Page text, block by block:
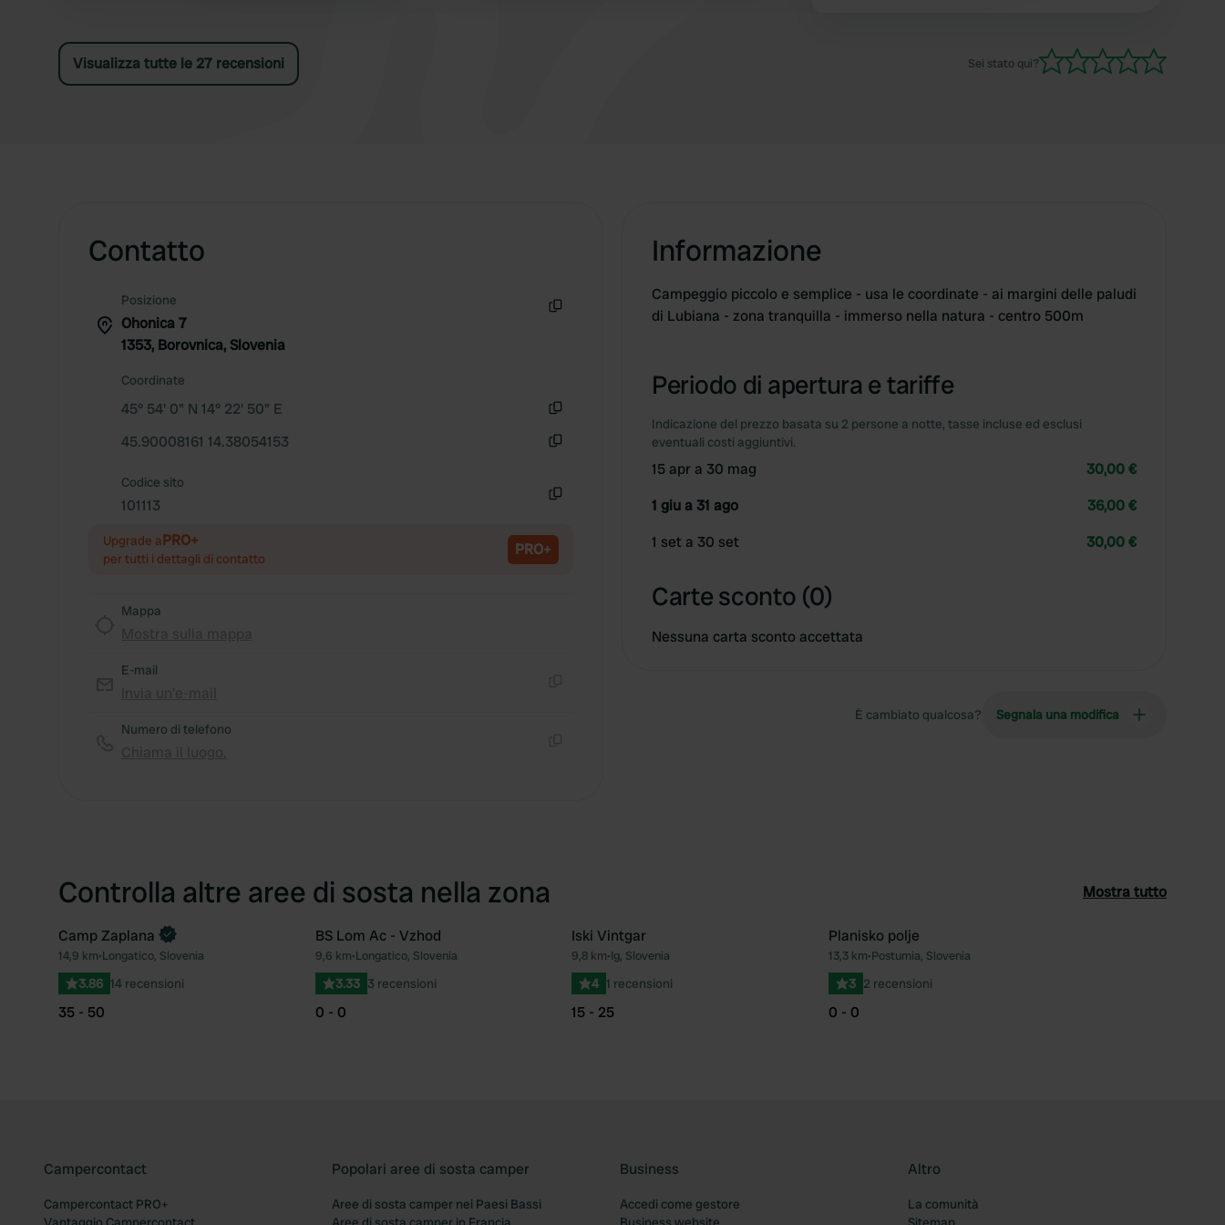
Visualizza tutte le 27 recensioni Sei stato qui?
Contatto
Posizione
Ohonica 7
1353, Borovnica, Slovenia
Coordinate
45° 54' 0" N 14° 22' 50" E
45.90008161 14.38054153
Codice sito
101113
Upgrade aPRO+
per tutti i dettagli di contatto PRO+
Mappa
E-mail
Numero di telefono
Informazione
Campeggio piccolo e semplice - usa le coordinate - ai margini delle paludi
di Lubiana - zona tranquilla - immerso nella natura - centro 500m
Periodo di apertura e tariffe
Indicazione del prezzo basata su 2 persone a notte, tasse incluse ed esclusi
eventuali costi aggiuntivi.
15 apr a 30 mag
30,00 €
1 giu a 31 ago
36,00 €
1 set a 30 set
30,00 €
Carte sconto (0)
Nessuna carta sconto accettata
È cambiato qualcosa? Segnala una modifica
Controlla altre aree di sosta nella zona Mostra tutto
Preferito
Prenota ora
Camp Zaplana
14,9 km•Longatico, Slovenia
3.86 14 recensioni
35 - 50
Preferito
BS Lom Ac - Vzhod
9,6 km•Longatico, Slovenia
3.33 3 recensioni
0 - 0
Preferito
Iski Vintgar
9,8 km•Ig, Slovenia
4 1 recensioni
15 - 25
Planisko polje
13,3 km•Postumia, Slovenia
3 2 recensioni
0 - 0
Campercontact
Campercontact PRO+
Popolari aree di sosta camper
Aree di sosta camper nei Paesi Bassi
Business
Accedi come gestore
Altro
La comunità